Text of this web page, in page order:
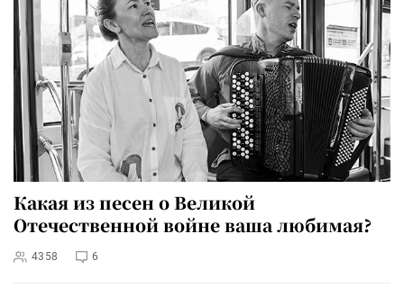
Какая из песен о Великой
Отечественной войне ваша любимая?
4358 6